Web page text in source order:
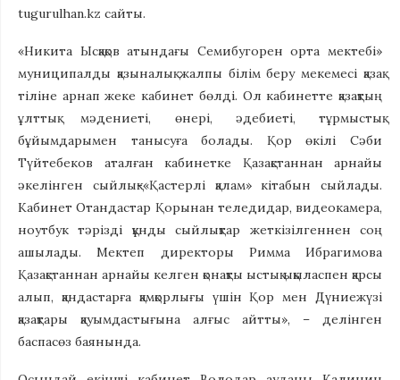
tugurulhan.kz сайты.
«Никита Ысқақов атындағы Семибугорен орта мектебі»
муниципалды қазыналық жалпы білім беру мекемесі қазақ
тіліне арнап жеке кабинет бөлді. Ол кабинетте қазақтың
ұлттық мәдениеті, өнері, әдебиеті, тұрмыстық
бұйымдарымен танысуға болады. Қор өкілі Сәби
Түйтебеков аталған кабинетке Қазақстаннан арнайы
әкелінген сыйлық-«Қастерлі қалам» кітабын сыйлады.
Кабинет Отандастар Қорынан теледидар, видеокамера,
ноутбук тәрізді құнды сыйлықтар жеткізілгеннен соң
ашылады. Мектеп директоры Римма Ибрагимова
Қазақстаннан арнайы келген қонақты ыстық ықыласпен қарсы
алып, қандастарға қамқорлығы үшін Қор мен Дүниежүзі
қазақтары қауымдастығына алғыс айтты», – делінген
баспасөз баянында.